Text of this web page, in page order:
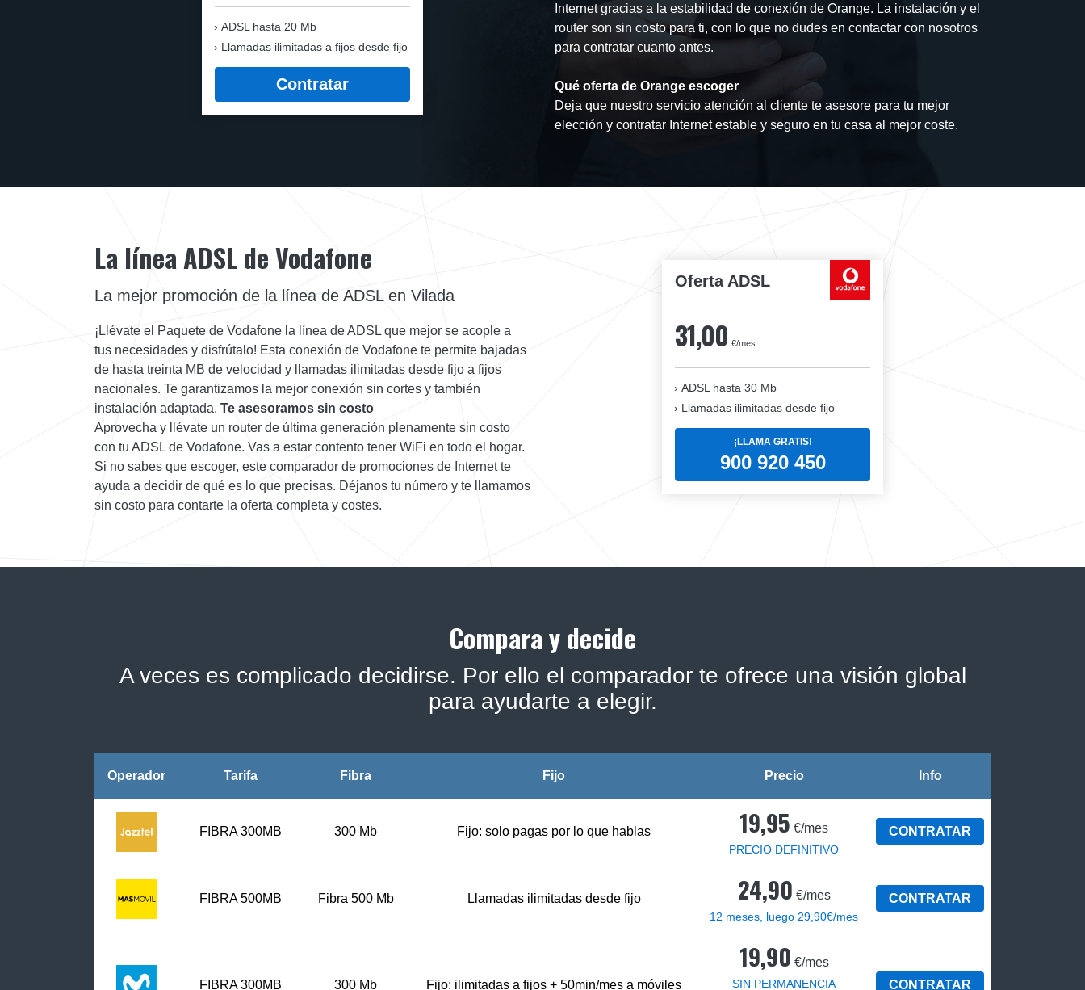
ADSL hasta 20 Mb
Llamadas ilimitadas a fijos desde fijo
Contratar
Internet gracias a la estabilidad de conexión de Orange. La instalación y el
router son sin costo para ti, con lo que no dudes en contactar con nosotros
para contratar cuanto antes.
Qué oferta de Orange escoger
Deja que nuestro servicio atención al cliente te asesore para tu mejor
elección y contratar Internet estable y seguro en tu casa al mejor coste.
Oferta ADSL
31,00 €/mes
ADSL hasta 30 Mb
Llamadas ilimitadas desde fijo
¡LLAMA GRATIS!
900 920 450
La línea ADSL de Vodafone
La mejor promoción de la línea de ADSL en Vilada
¡Llévate el Paquete de Vodafone la línea de ADSL que mejor se acople a
tus necesidades y disfrútalo! Esta conexión de Vodafone te permite bajadas
de hasta treinta MB de velocidad y llamadas ilimitadas desde fijo a fijos
nacionales. Te garantizamos la mejor conexión sin cortes y también
instalación adaptada. Te asesoramos sin costo
Aprovecha y llévate un router de última generación plenamente sin costo
con tu ADSL de Vodafone. Vas a estar contento tener WiFi en todo el hogar.
Si no sabes que escoger, este comparador de promociones de Internet te
ayuda a decidir de qué es lo que precisas. Déjanos tu número y te llamamos
sin costo para contarte la oferta completa y costes.
Compara y decide
A veces es complicado decidirse. Por ello el comparador te ofrece una visión global
para ayudarte a elegir.
Operador Tarifa Fibra Fijo Precio Info
FIBRA 300MB 300 Mb Fijo: solo pagas por lo que hablas 19,95 €/mes
PRECIO DEFINITIVO
CONTRATAR
FIBRA500MB Fibra 500 Mb Llamadas ilimitadas desde fijo 24,90 €/mes
12 meses, luego 29,90€/mes
CONTRATAR
FIBRA 300MB 300 Mb Fijo: ilimitadas a fijos + 50min/mes a móviles
19,90 €/mes
SIN PERMANENCIA CONTRATAR